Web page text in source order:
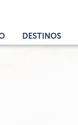
DESTINOS